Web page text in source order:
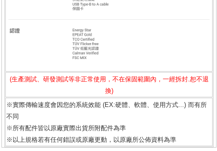
(生產測試、研發測試等非正常使用，不在保固範圍內，一經拆封.恕不退
換)
※實際傳輸速度會因您的系統效能 (EX:硬體、軟體、使用方式...) 而有所
不同
※所有配件皆以原廠實際出貨所附配件為準
※以上規格若有任何錯誤或原廠更動，以原廠所公佈資料為準